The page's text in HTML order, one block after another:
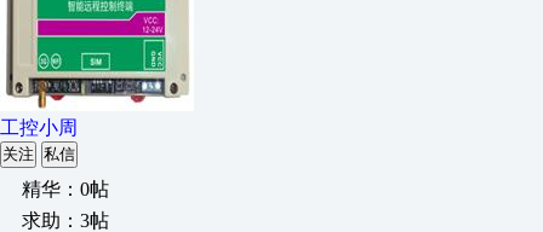
工控小周
关注 私信
精华：0帖
求助：3帖